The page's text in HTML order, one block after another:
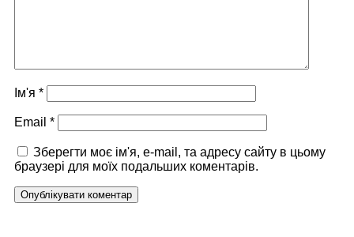
Ім'я *
Email *
Зберегти моє ім'я, e-mail, та адресу сайту в цьому
браузері для моїх подальших коментарів.